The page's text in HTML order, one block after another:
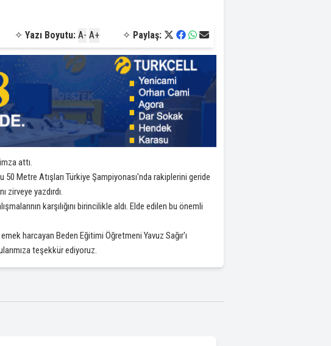
✧Yazı Boyutu: A- A+ ✧ Paylaş:
attı.
Metre Atışları Türkiye Şampiyonası'nda rakiplerini geride
zirveye yazdırdı.
karşılığını birincilikle aldı. Elde edilen bu önemli
harcayan Beden Eğitimi Öğretmeni Yavuz Sağır'ı
teşekkür ediyoruz.